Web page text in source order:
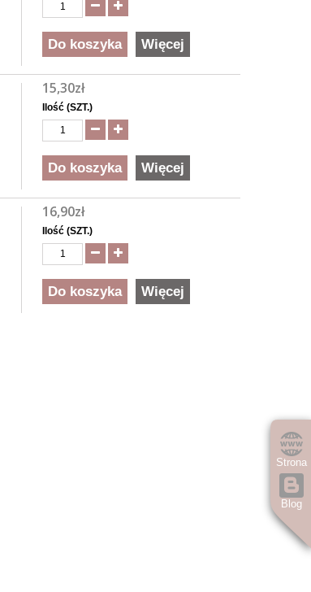
Do koszyka Więcej
15,30zł
Ilość (SZT.)
Do koszyka Więcej
16,90zł
Ilość (SZT.)
Do koszyka Więcej
Strona
Blog